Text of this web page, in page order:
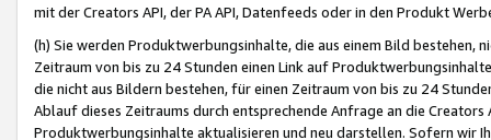
mit der Creators API, der PA API, Datenfeeds oder in den Produkt
(h) Sie werden Produktwerbungsinhalte, die aus einem Bild bestehen,
Zeitraum von bis zu 24 Stunden einen Link auf
die nicht aus Bildern bestehen, für einen Zeitraum von bis zu 24
Ablauf dieses Zeitraums durch entsprechende Anfrage an die
Produktwerbungsinhalte aktualisieren und neu darstellen. Sofern wir